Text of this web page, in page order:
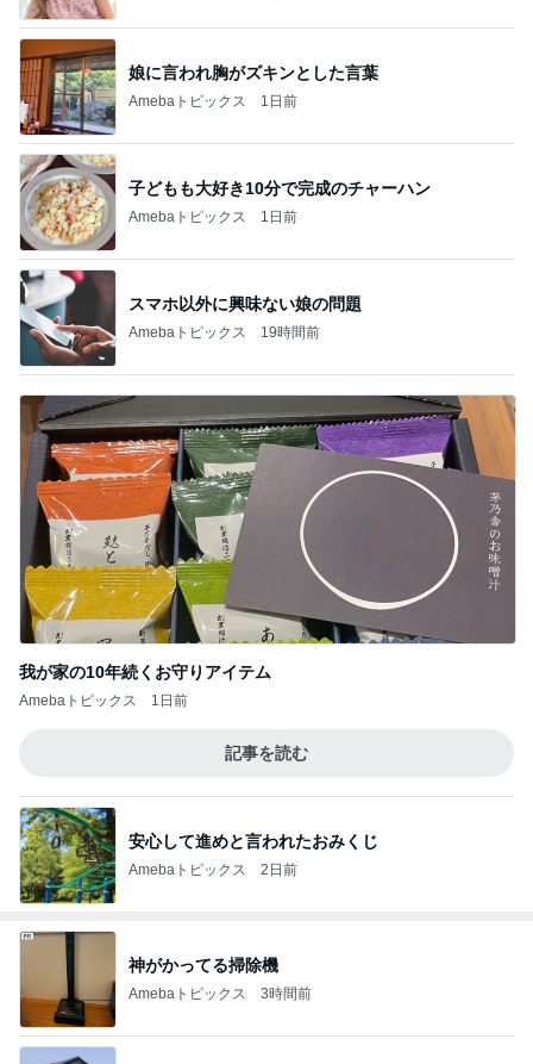
娘に言われ胸がズキンとした言葉
Amebaトピックス 1日前
子どもも大好き10分で完成のチャーハン
Amebaトピックス 1日前
スマホ以外に興味ない娘の問題
Amebaトピックス 19時間前
我が家の10年続くお守りアイテム
Amebaトピックス 1日前
記事を読む
安心して進めと言われたおみくじ
Amebaトピックス 2日前
神がかってる掃除機
Amebaトピックス 3時間前